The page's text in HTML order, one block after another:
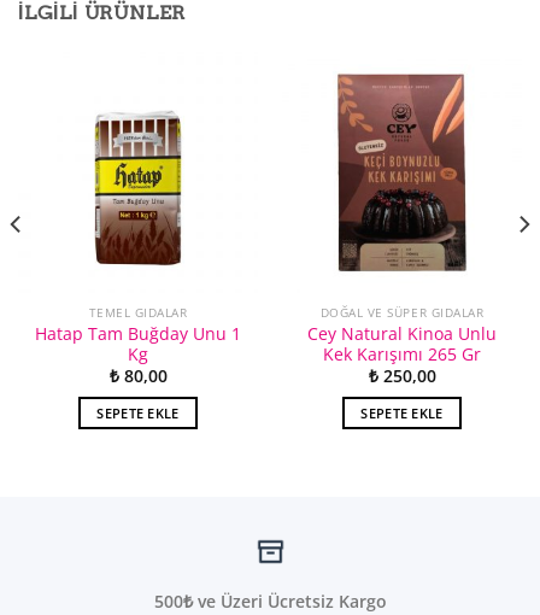
İLGILI ÜRÜNLER
TEMEL GIDALAR
Hatap Tam Buğday Unu 1
Kg
₺80,00
SEPETE EKLE
DOĞAL VE SÜPER GIDALAR
Cey Natural Kinoa Unlu
Kek Karışımı 265 Gr
₺250,00
SEPETE EKLE
500₺ ve Üzeri Ücretsiz Kargo